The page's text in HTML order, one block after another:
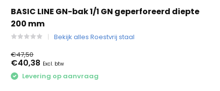
BASIC LINE GN-bak 1/1 GN geperforeerd diepte
200 mm
Bekijk alles Roestvrij staal
€47,50
€40,38 Excl. btw
Levering op aanvraag